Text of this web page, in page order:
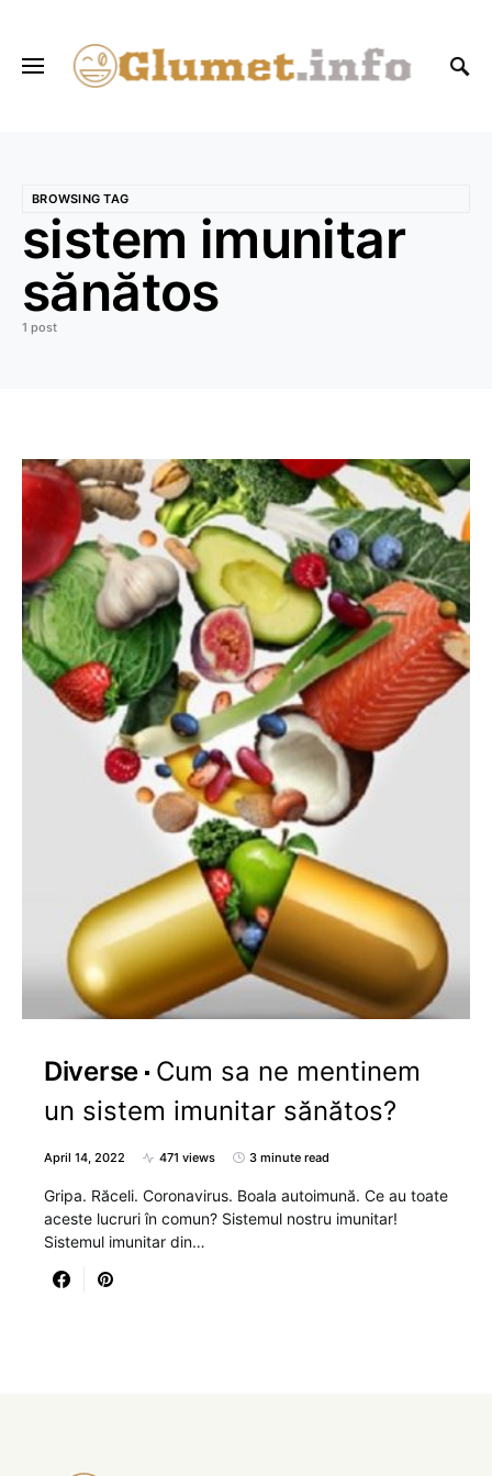
BROWSING TAG
sistem imunitar
sănătos
1 post
Diverse Cum sa ne mentinem
un sistem imunitar sănătos?
April 14, 2022 471 views 3 minute read
Gripa. Răceli. Coronavirus. Boala autoimună. Ce au toate
aceste lucruri în comun? Sistemul nostru imunitar!
Sistemul imunitar din…